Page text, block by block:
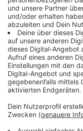
Burger King und
Oststraße in der
folgenden
Einbahnstraßen-
ausgeschildert.
Anzeige
Beratungen für
noch